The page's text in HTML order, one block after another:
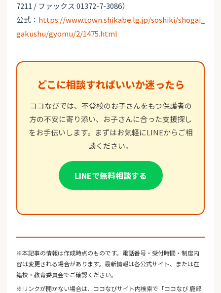
7211 / ファックス 01372-7-3086）
公式： https://www.town.shikabe.lg.jp/soshiki/shogai_
gakushu/gyomu/2/1475.html
どこに相談すればいいか迷ったら
ココなびでは、不登校のお子さんをもつ保護者の
方の不安に寄り添い、お子さんに合った支援探し
をお手伝いします。まずはお気軽にLINEからご相
談ください。
LINEで無料相談する
※本記事の情報は作成時点のものです。電話番号・受付時間・制度内
容は変更される場合があります。最新情報は各公式サイト、または在
籍校・教育委員会でご確認ください。
※リンクが開かない場合は、ココなびサイト内検索で「ココなび 鹿部